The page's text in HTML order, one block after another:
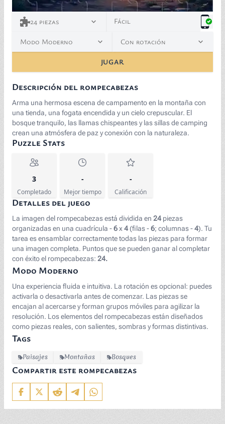
24 piezas Fácil
Modo Moderno Con rotación
JUGAR
Descripción del rompecabezas
Arma una hermosa escena de campamento en la montaña con
una tienda, una fogata encendida y un cielo crepuscular. El
bosque tranquilo, las llamas chispeantes y las sillas de camping
crean una atmósfera de paz y conexión con la naturaleza.
Puzzle Stats
3
Completado
-
Mejor tiempo
-
Calificación
Detalles del juego
La imagen del rompecabezas está dividida en 24 piezas
organizadas en una cuadrícula -6x 4 (filas -6; columnas -4). Tu
tarea es ensamblar correctamente todas las piezas para formar
una imagen completa. Puntos que se pueden ganar al completar
con éxito el rompecabezas: 24.
Modo Moderno
Una experiencia fluida e intuitiva. La rotación es opcional: puedes
activarla o desactivarla antes de comenzar. Las piezas se
encajan al acercarse y forman grupos móviles para agilizar la
resolución. Los elementos del rompecabezas están diseñados
como piezas reales, con salientes, sombras y formas distintivas.
Tags
Paisajes Montañas Bosques
Compartir este rompecabezas